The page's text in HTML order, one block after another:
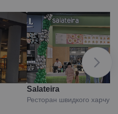
Salateira
Ресторан швидкого